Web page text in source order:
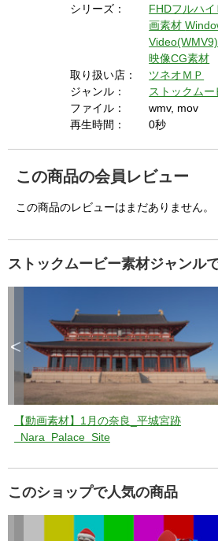
シリーズ：
FHDフルハ
画素材
映像CG素材
取り扱い店：
ツネオＭＰ
ジャンル：
ストックム
ファイル：
wmv, mov
再生時間：
0秒
この商品の会員レビュー
この商品のレビューはまだありません。
ストックムービー素材ジャンル
【動画素材】1月の奈良_平城宮跡
_Nara_Palace_Site
<
このショップで人気の商品